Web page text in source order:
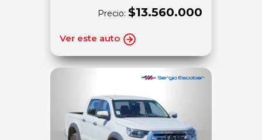
Precio: $13.560.000
Ver este auto